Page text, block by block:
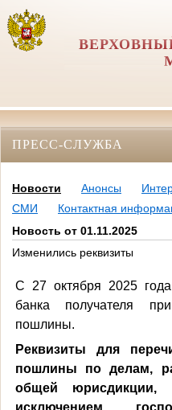
ПРЕСС-СЛУЖБА
Новости Анонсы
СМИ
Контактная
Новость от 01.11.2025
Изменились реквизиты
С 27 октября 2025
банка получателя
пошлины.
Реквизиты для
пошлины по делам,
общей юрисдикции,
исключением